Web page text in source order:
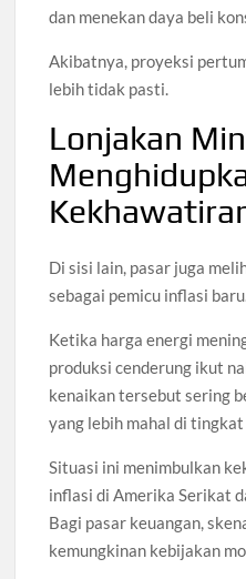
dan menekan daya beli
Akibatnya, proyeksi
lebih tidak pasti.
Lonjakan
Di sisi lain, pasar juga
sebagai pemicu inflasi
Ketika harga energi
produksi cenderung ikut
kenaikan tersebut sering
yang lebih mahal di tingkat
Situasi ini menimbulkan
inflasi di Amerika Serikat
Bagi pasar keuangan,
kemungkinan kebijakan